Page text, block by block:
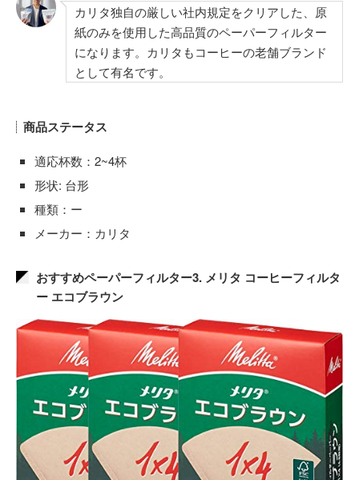
カリタ独自の厳しい社内規定をクリアした、原
紙のみを使用した高品質のペーパーフィルター
になります。カリタもコーヒーの老舗ブランド
として有名です。
商品ステータス
適応杯数：2~4杯
形状: 台形
種類：ー
メーカー：カリタ
おすすめペーパーフィルター3. メリタ コーヒーフィルタ
ー エコブラウン